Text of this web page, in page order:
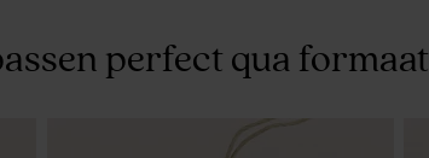
perfect qua formaat